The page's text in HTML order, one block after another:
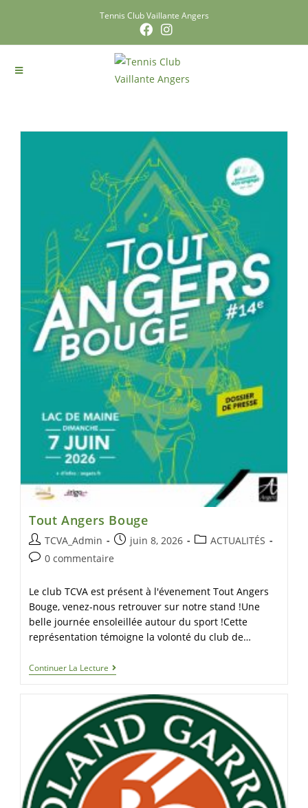
Tennis Club Vaillante Angers
Tout Angers Bouge
TCVA_Admin juin 8, 2026
ACTUALITÉS
0 commentaire
Le club TCVA est présent à l'évenement Tout Angers
Bouge, venez-nous retrouver sur notre stand !Une
belle journée ensoleillée autour du sport !Cette
représentation témoigne la volonté du club de…
Continuer La Lecture